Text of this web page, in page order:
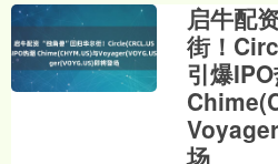
启牛配
街！
引爆
场